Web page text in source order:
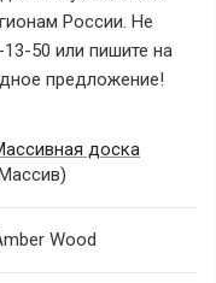
России. Не
50 или пишите на
предложение!
доска
Wood